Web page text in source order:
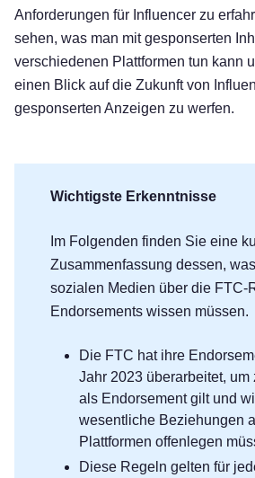
Anforderungen für Influencer zu
sehen, was man mit gesponserten
verschiedenen Plattformen tun kann
einen Blick auf die Zukunft von
gesponserten Anzeigen zu werfen.
Wichtigste Erkenntnisse
Im Folgenden finden Sie eine
Zusammenfassung dessen,
sozialen Medien über die FTC-
Endorsements wissen müssen.
Die FTC hat ihre
Jahr 2023 überarbeitet, um
als Endorsement gilt und
wesentliche Beziehungen
Plattformen offenlegen
Diese Regeln gelten für